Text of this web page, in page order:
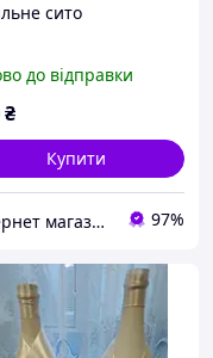
сито
до відправки
₴
Купити
інтернет магазин -весільний декор 97%